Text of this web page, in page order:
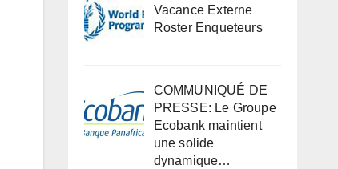
Vacance Externe
Roster Enqueteurs
COMMUNIQUÉ DE
PRESSE: Le Groupe
Ecobank maintient
une solide
dynamique…